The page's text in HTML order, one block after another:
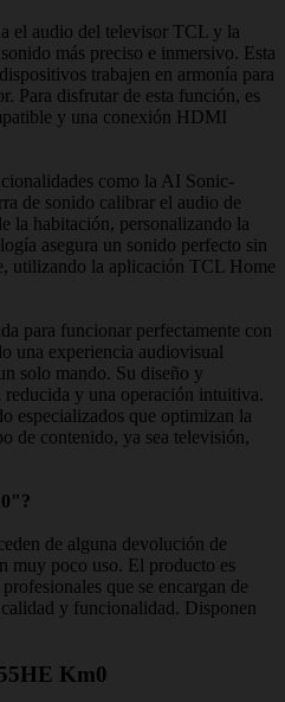
el audio del televisor TCL y la
más preciso e inmersivo. Esta
trabajen en armonía para
Para disfrutar de esta función, es
y una conexión HDMI
como la AI Sonic-
de sonido calibrar el audio de
la habitación, personalizando la
asegura un sonido perfecto sin
utilizando la aplicación TCL Home
para funcionar perfectamente con
una experiencia audiovisual
solo mando. Su diseño y
reducida y una operación intuitiva.
especializados que optimizan la
de contenido, ya sea televisión,
de alguna devolución de
muy poco uso. El producto es
que se encargan de
y funcionalidad. Disponen
Km0